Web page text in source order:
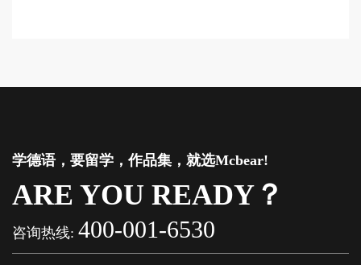
学德语，要留学，作品集，就选Mcbear!
ARE YOU READY？
咨询热线: 400-001-6530